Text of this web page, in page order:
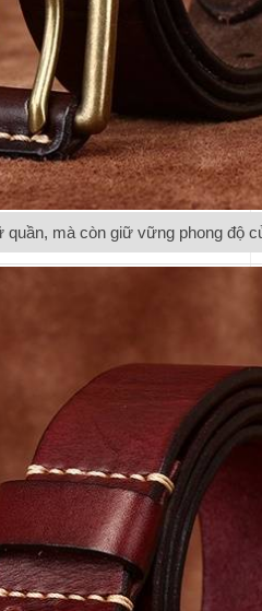
quần, mà còn giữ vững phong độ